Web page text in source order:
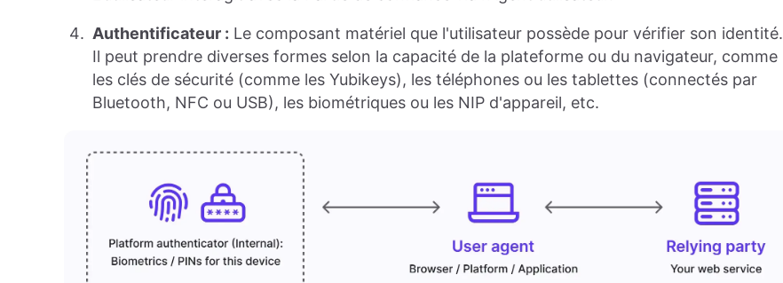
Authentificateur : Le composant matériel que l'utilisateur possède pour vérifier son identité.
Il peut prendre diverses formes selon la capacité de la plateforme ou du navigateur, comme
les clés de sécurité (comme les Yubikeys), les téléphones ou les tablettes (connectés par
Bluetooth, NFC ou USB), les biométriques ou les NIP d'appareil, etc.